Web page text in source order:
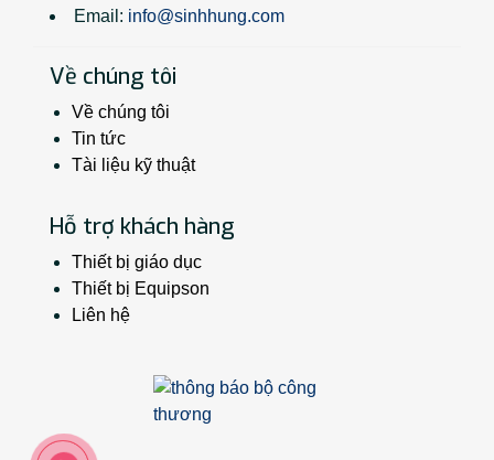
Email: info@sinhhung.com
Về chúng tôi
Về chúng tôi
Tin tức
Tài liệu kỹ thuật
Hỗ trợ khách hàng
Thiết bị giáo dục
Thiết bị Equipson
Liên hệ